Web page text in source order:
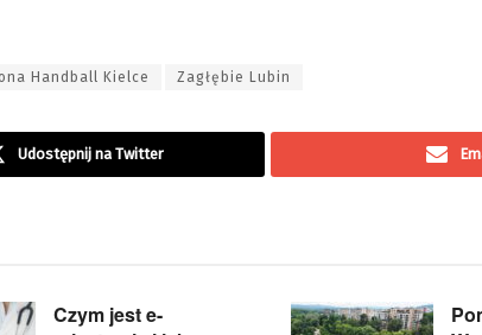
Handball Kielce Zagłębie Lubin
Udostępnij na Twitter
Czym jest e-